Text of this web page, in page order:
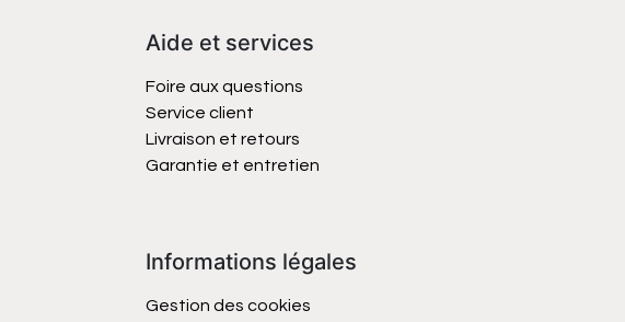
Aide et services
Foire aux questions
Service client
Livraison et retours
Garantie et entretien
Informations légales
Gestion des cookies